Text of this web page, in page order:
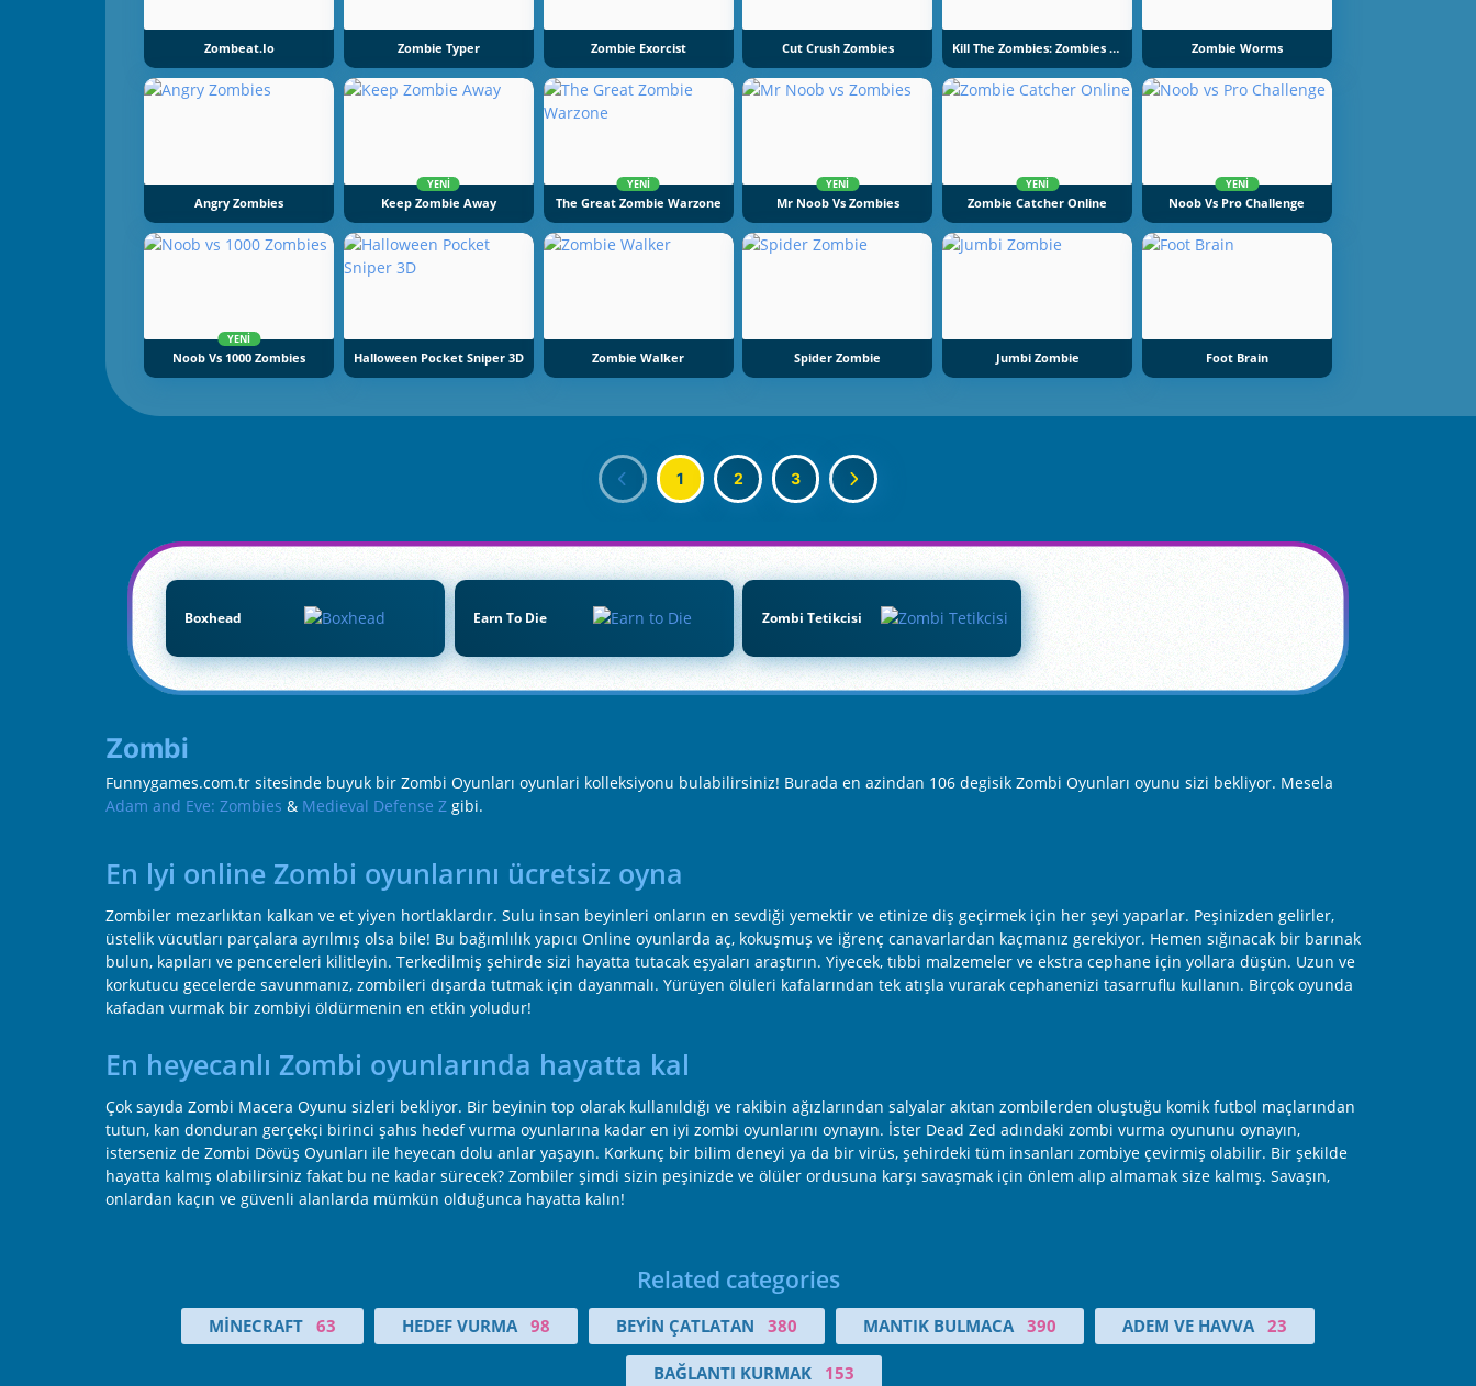
Zombeat.io Zombie Typer Zombie Exorcist Cut Crush Zombies Kill The Zombies: Zombies Vs SWAT Zombie Worms
Angry Zombies
YENI
Keep Zombie Away
YENI
The Great Zombie Warzone
YENI
Mr Noob Vs Zombies
YENI
Zombie Catcher Online
YENI
Noob Vs Pro Challenge
YENI
Noob Vs 1000 Zombies Halloween Pocket Sniper 3D Zombie Walker Spider Zombie Jumbi Zombie Foot Brain
1 2 3
Boxhead Earn To Die Zombi Tetikcisi
Zombi
Funnygames.com.tr sitesinde buyuk bir Zombi Oyunları oyunlari kolleksiyonu bulabilirsiniz! Burada en azindan 106 degisik Zombi Oyunları oyunu sizi bekliyor. Mesela
Adam and Eve: Zombies & Medieval Defense Z gibi.
En lyi online Zombi oyunlarını ücretsiz oyna
Zombiler mezarlıktan kalkan ve et yiyen hortlaklardır. Sulu insan beyinleri onların en sevdiği yemektir ve etinize diş geçirmek için her şeyi yaparlar. Peşinizden gelirler,
üstelik vücutları parçalara ayrılmış olsa bile! Bu bağımlılık yapıcı Online oyunlarda aç, kokuşmuş ve iğrenç canavarlardan kaçmanız gerekiyor. Hemen sığınacak bir barınak
bulun, kapıları ve pencereleri kilitleyin. Terkedilmiş şehirde sizi hayatta tutacak eşyaları araştırın. Yiyecek, tıbbi malzemeler ve ekstra cephane için yollara düşün. Uzun ve
korkutucu gecelerde savunmanız, zombileri dışarda tutmak için dayanmalı. Yürüyen ölüleri kafalarından tek atışla vurarak cephanenizi tasarruflu kullanın. Birçok oyunda
kafadan vurmak bir zombiyi öldürmenin en etkin yoludur!
En heyecanlı Zombi oyunlarında hayatta kal
Çok sayıda Zombi Macera Oyunu sizleri bekliyor. Bir beyinin top olarak kullanıldığı ve rakibin ağızlarından salyalar akıtan zombilerden oluştuğu komik futbol maçlarından
tutun, kan donduran gerçekçi birinci şahıs hedef vurma oyunlarına kadar en iyi zombi oyunlarını oynayın. İster Dead Zed adındaki zombi vurma oyununu oynayın,
isterseniz de Zombi Dövüş Oyunları ile heyecan dolu anlar yaşayın. Korkunç bir bilim deneyi ya da bir virüs, şehirdeki tüm insanları zombiye çevirmiş olabilir. Bir şekilde
hayatta kalmış olabilirsiniz fakat bu ne kadar sürecek? Zombiler şimdi sizin peşinizde ve ölüler ordusuna karşı savaşmak için önlem alıp almamak size kalmış. Savaşın,
onlardan kaçın ve güvenli alanlarda mümkün olduğunca hayatta kalın!
Related categories
MINECRAFT 63 HEDEF VURMA 98 BEYIN ÇATLATAN 380 MANTIK BULMACA 390 ADEM VE HAVVA 23
BAĞLANTI KURMAK 153